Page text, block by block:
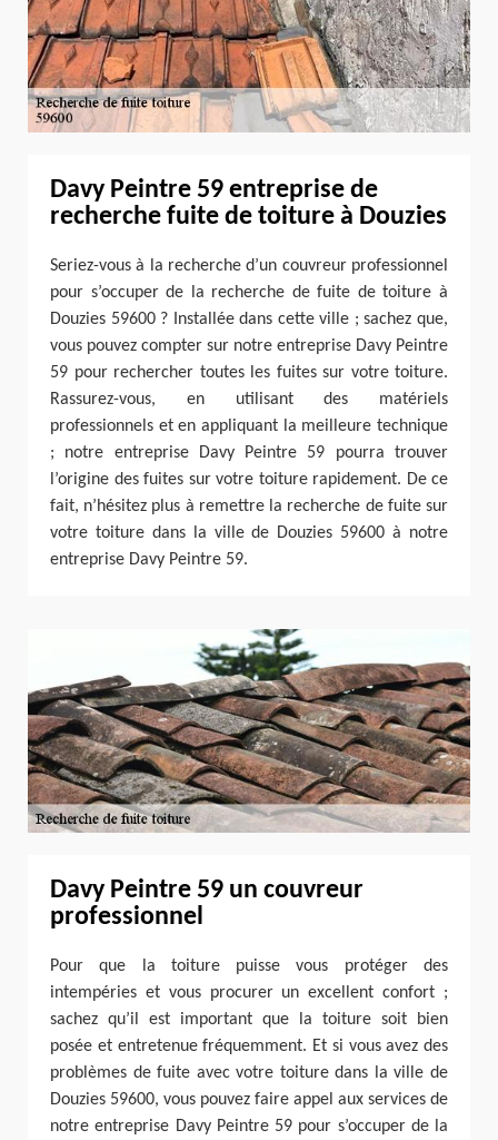
Davy Peintre 59 entreprise de
recherche fuite de toiture à Douzies
Seriez-vous à la recherche d’un couvreur professionnel
pour s’occuper de la recherche de fuite de toiture à
Douzies 59600 ? Installée dans cette ville ; sachez que,
vous pouvez compter sur notre entreprise Davy Peintre
59 pour rechercher toutes les fuites sur votre toiture.
Rassurez-vous, en utilisant des matériels
professionnels et en appliquant la meilleure technique
; notre entreprise Davy Peintre 59 pourra trouver
l’origine des fuites sur votre toiture rapidement. De ce
fait, n’hésitez plus à remettre la recherche de fuite sur
votre toiture dans la ville de Douzies 59600 à notre
entreprise Davy Peintre 59.
Davy Peintre 59 un couvreur
professionnel
Pour que la toiture puisse vous protéger des
intempéries et vous procurer un excellent confort ;
sachez qu’il est important que la toiture soit bien
posée et entretenue fréquemment. Et si vous avez des
problèmes de fuite avec votre toiture dans la ville de
Douzies 59600, vous pouvez faire appel aux services de
notre entreprise Davy Peintre 59 pour s’occuper de la